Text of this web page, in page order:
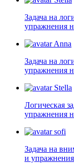
Задача на
упражнения
Anna
Задача на
упражнения
Stella
Логическая
упражнения
sofi
Задача на
и